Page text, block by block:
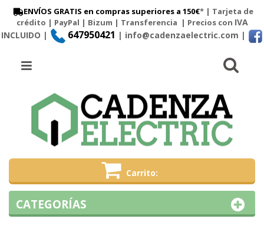
ENVÍOS GRATIS en compras superiores a 150€* | Tarjeta de
crédito | PayPal | Bizum | Transferencia | Precios con IVA
INCLUIDO |
647950421 | info@cadenzaelectric.com |
Carrito
Menú
CATEGORÍAS